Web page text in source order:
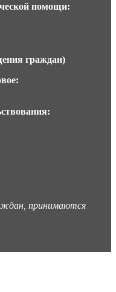
помощи:
граждан)
принимаются